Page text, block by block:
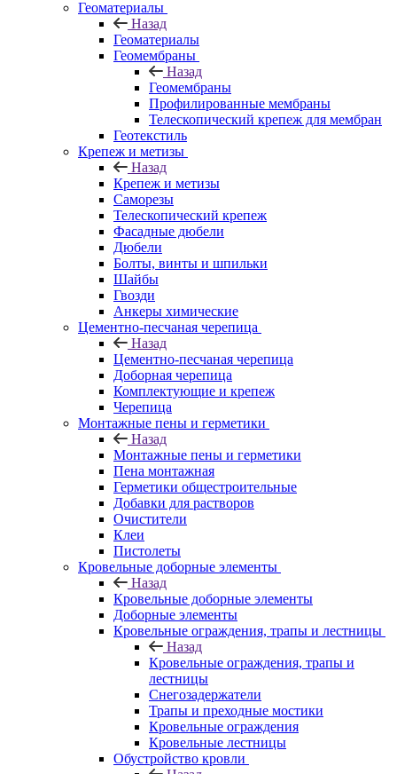
Геоматериалы
Назад
Геоматериалы
Геомембраны
Назад
Геомембраны
Профилированные мембраны
Телескопический крепеж для мембран
Геотекстиль
Крепеж и метизы
Назад
Крепеж и метизы
Саморезы
Телескопический крепеж
Фасадные дюбели
Дюбели
Болты, винты и шпильки
Шайбы
Гвозди
Анкеры химические
Цементно-песчаная черепица
Назад
Цементно-песчаная черепица
Доборная черепица
Комплектующие и крепеж
Черепица
Монтажные пены и герметики
Назад
Монтажные пены и герметики
Пена монтажная
Герметики общестроительные
Добавки для растворов
Очистители
Клеи
Пистолеты
Кровельные доборные элементы
Назад
Кровельные доборные элементы
Доборные элементы
Кровельные ограждения, трапы и лестницы
Назад
Кровельные ограждения, трапы и
лестницы
Снегозадержатели
Трапы и преходные мостики
Кровельные ограждения
Кровельные лестницы
Обустройство кровли